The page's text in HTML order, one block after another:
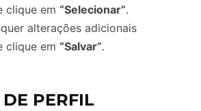
clique em “Selecionar”.
alterações adicionais
clique em “Salvar”.
PERFIL